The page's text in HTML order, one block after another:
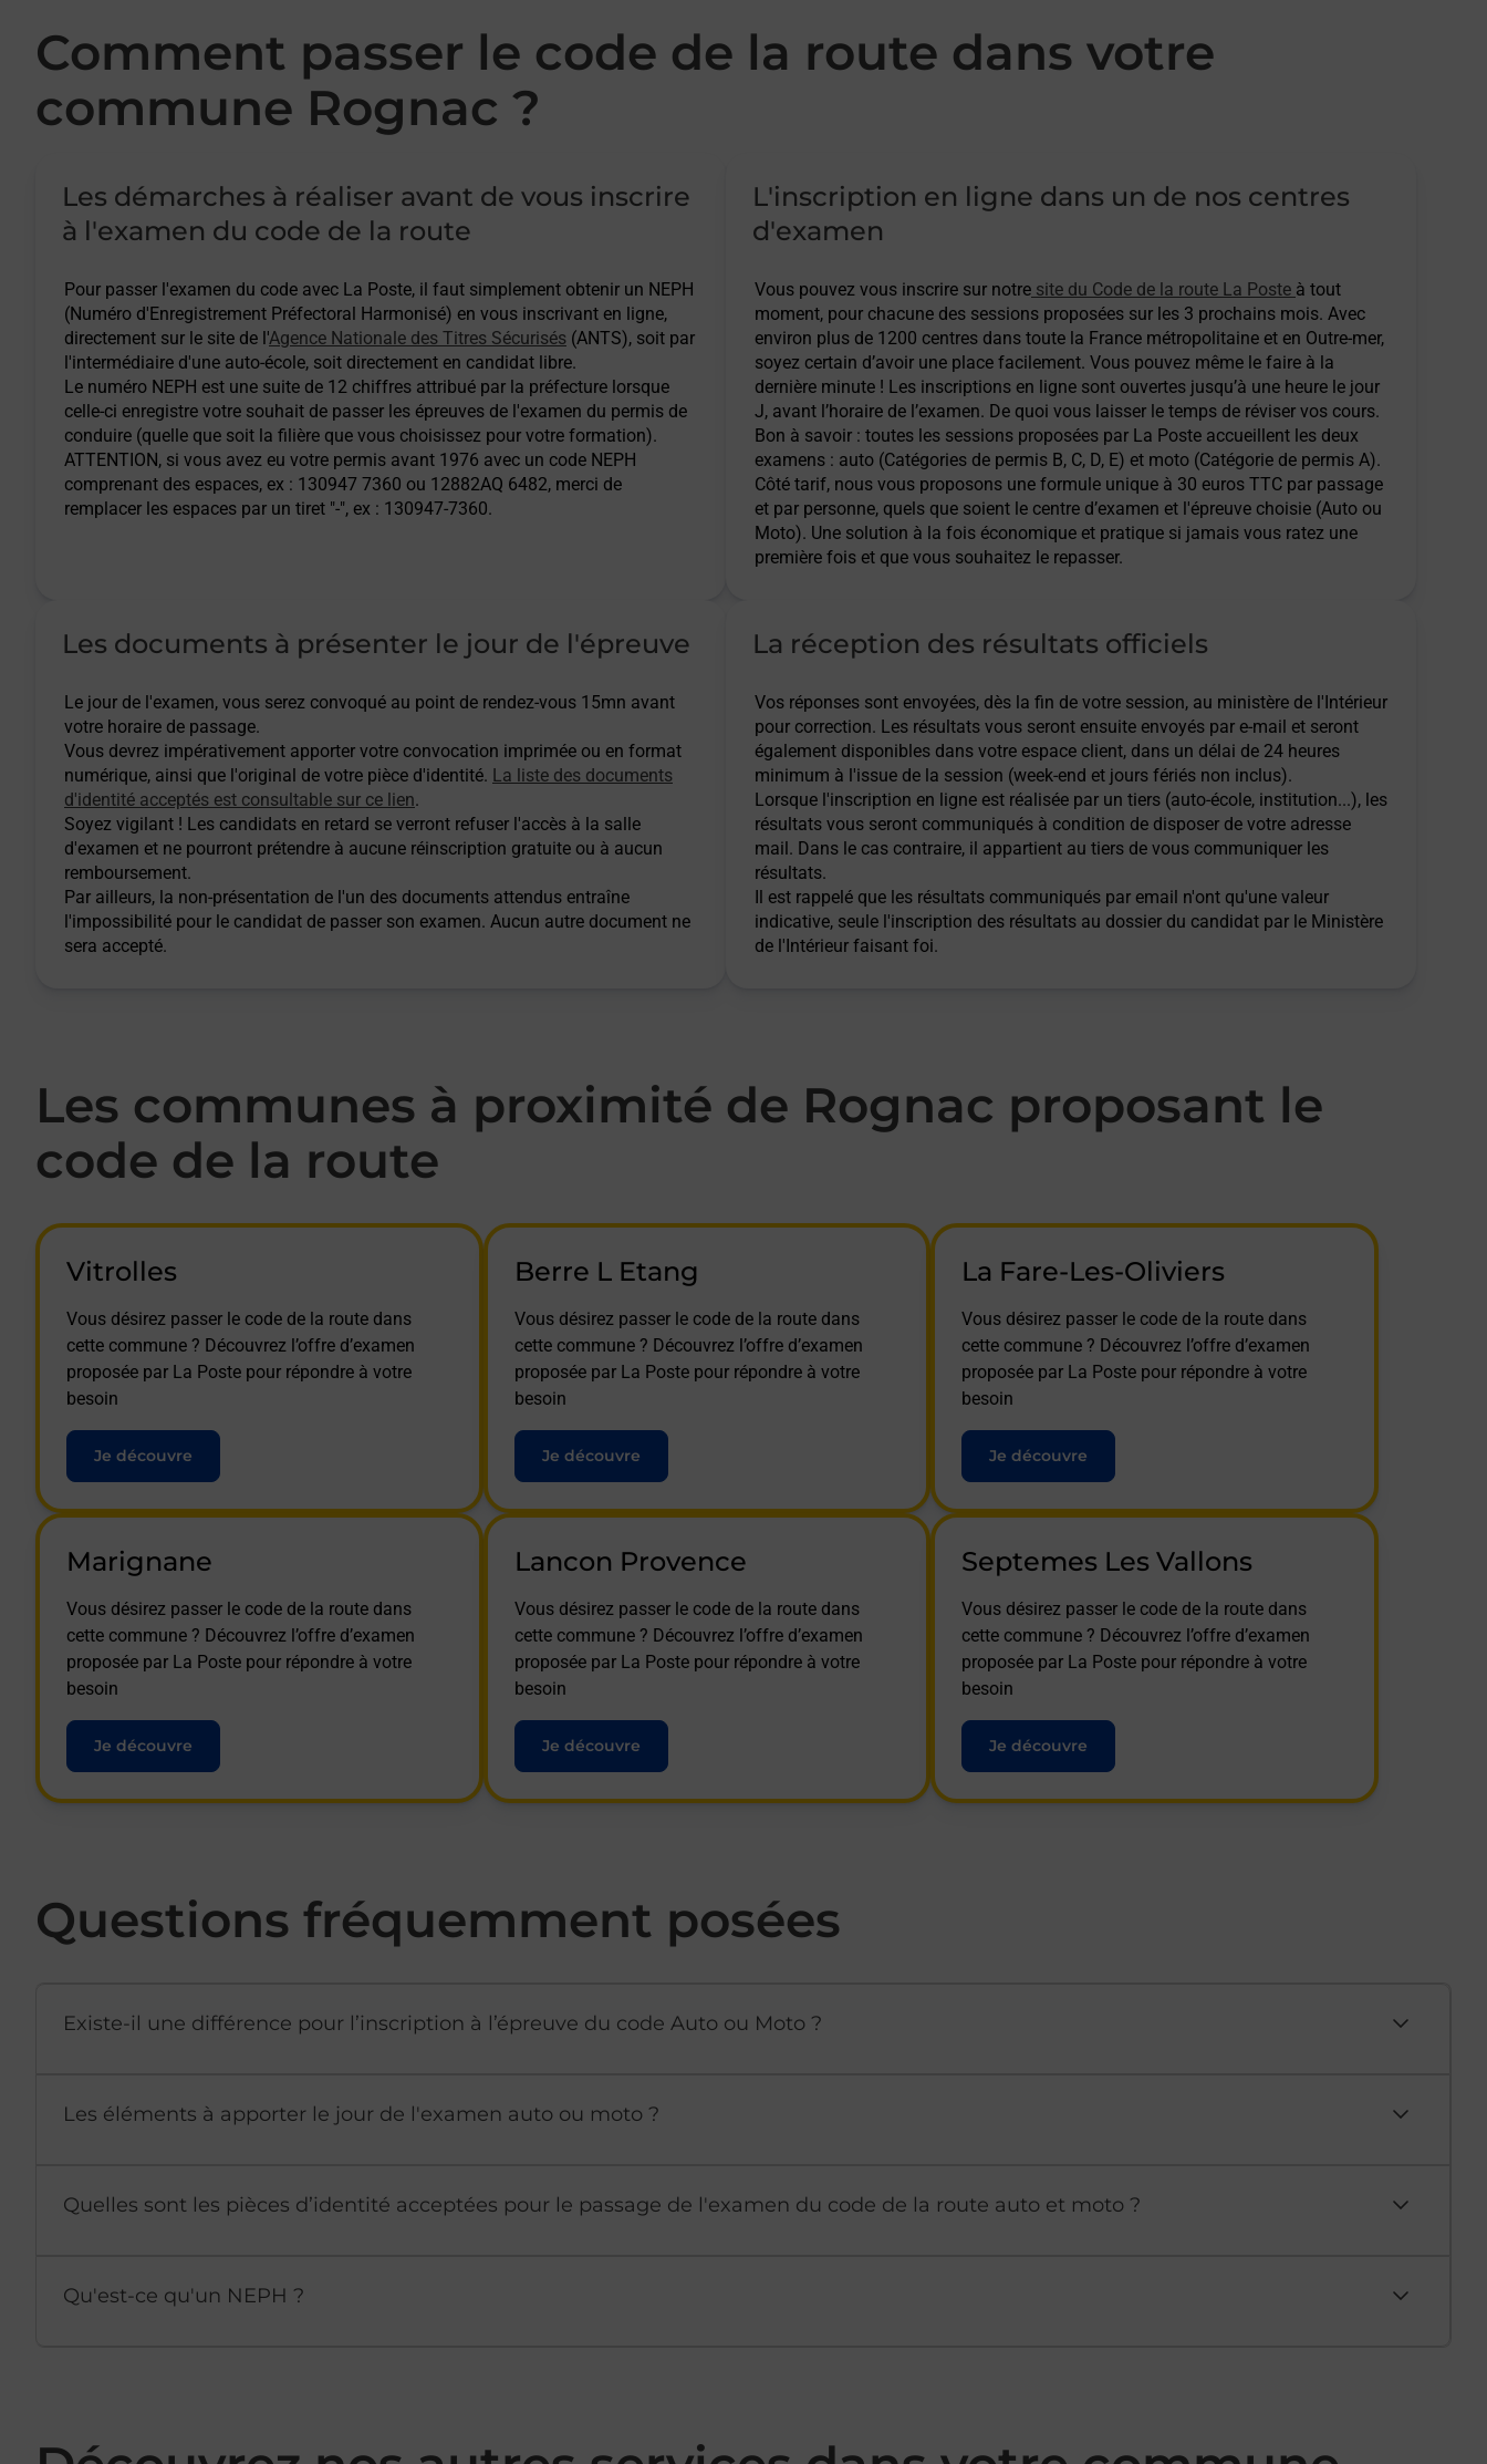
Comment passer le code de la route dans votre
commune Rognac ?
Les démarches à réaliser avant de vous inscrire
à l'examen du code de la route
Pour passer l'examen du code avec La Poste, il faut simplement obtenir un NEPH
(Numéro d'Enregistrement Préfectoral Harmonisé) en vous inscrivant en ligne,
directement sur le site de l'Agence Nationale des Titres Sécurisés (ANTS), soit par
l'intermédiaire d'une auto-école, soit directement en candidat libre.
Le numéro NEPH est une suite de 12 chiffres attribué par la préfecture lorsque
celle-ci enregistre votre souhait de passer les épreuves de l'examen du permis de
conduire (quelle que soit la filière que vous choisissez pour votre formation).
ATTENTION, si vous avez eu votre permis avant 1976 avec un code NEPH
comprenant des espaces, ex : 130947 7360 ou 12882AQ 6482, merci de
remplacer les espaces par un tiret "-", ex : 130947-7360.
L'inscription en ligne dans un de nos centres
d'examen
Vous pouvez vous inscrire sur notre site du Code de la route La Poste à tout
moment, pour chacune des sessions proposées sur les 3 prochains mois. Avec
environ plus de 1200 centres dans toute la France métropolitaine et en Outre-mer,
soyez certain d’avoir une place facilement. Vous pouvez même le faire à la
dernière minute ! Les inscriptions en ligne sont ouvertes jusqu’à une heure le jour
J, avant l’horaire de l’examen. De quoi vous laisser le temps de réviser vos cours.
Bon à savoir : toutes les sessions proposées par La Poste accueillent les deux
examens : auto (Catégories de permis B, C, D, E) et moto (Catégorie de permis A).
Côté tarif, nous vous proposons une formule unique à 30 euros TTC par passage
et par personne, quels que soient le centre d’examen et l'épreuve choisie (Auto ou
Moto). Une solution à la fois économique et pratique si jamais vous ratez une
première fois et que vous souhaitez le repasser.
Les documents à présenter le jour de l'épreuve
Le jour de l'examen, vous serez convoqué au point de rendez-vous 15mn avant
votre horaire de passage.
Vous devrez impérativement apporter votre convocation imprimée ou en format
numérique, ainsi que l'original de votre pièce d'identité. La liste des documents
d'identité acceptés est consultable sur ce lien.
Soyez vigilant ! Les candidats en retard se verront refuser l'accès à la salle
d'examen et ne pourront prétendre à aucune réinscription gratuite ou à aucun
remboursement.
Par ailleurs, la non-présentation de l'un des documents attendus entraîne
l'impossibilité pour le candidat de passer son examen. Aucun autre document ne
sera accepté.
La réception des résultats officiels
Vos réponses sont envoyées, dès la fin de votre session, au ministère de l'Intérieur
pour correction. Les résultats vous seront ensuite envoyés par e-mail et seront
également disponibles dans votre espace client, dans un délai de 24 heures
minimum à l'issue de la session (week-end et jours fériés non inclus).
Lorsque l'inscription en ligne est réalisée par un tiers (auto-école, institution...), les
résultats vous seront communiqués à condition de disposer de votre adresse
mail. Dans le cas contraire, il appartient au tiers de vous communiquer les
résultats.
Il est rappelé que les résultats communiqués par email n'ont qu'une valeur
indicative, seule l'inscription des résultats au dossier du candidat par le Ministère
de l'Intérieur faisant foi.
Les communes à proximité de Rognac proposant le
code de la route
Vitrolles
Vous désirez passer le code de la route dans
cette commune ? Découvrez l’offre d’examen
proposée par La Poste pour répondre à votre
besoin
Je découvre
Berre L Etang
Vous désirez passer le code de la route dans
cette commune ? Découvrez l’offre d’examen
proposée par La Poste pour répondre à votre
besoin
Je découvre
La Fare-Les-Oliviers
Vous désirez passer le code de la route dans
cette commune ? Découvrez l’offre d’examen
proposée par La Poste pour répondre à votre
besoin
Je découvre
Marignane
Vous désirez passer le code de la route dans
cette commune ? Découvrez l’offre d’examen
proposée par La Poste pour répondre à votre
besoin
Je découvre
Lancon Provence
Vous désirez passer le code de la route dans
cette commune ? Découvrez l’offre d’examen
proposée par La Poste pour répondre à votre
besoin
Je découvre
Septemes Les Vallons
Vous désirez passer le code de la route dans
cette commune ? Découvrez l’offre d’examen
proposée par La Poste pour répondre à votre
besoin
Je découvre
Questions fréquemment posées
Existe-il une différence pour l’inscription à l’épreuve du code Auto ou Moto ?
Les éléments à apporter le jour de l'examen auto ou moto ?
Quelles sont les pièces d’identité acceptées pour le passage de l'examen du code de la route auto et moto ?
Qu'est-ce qu'un NEPH ?